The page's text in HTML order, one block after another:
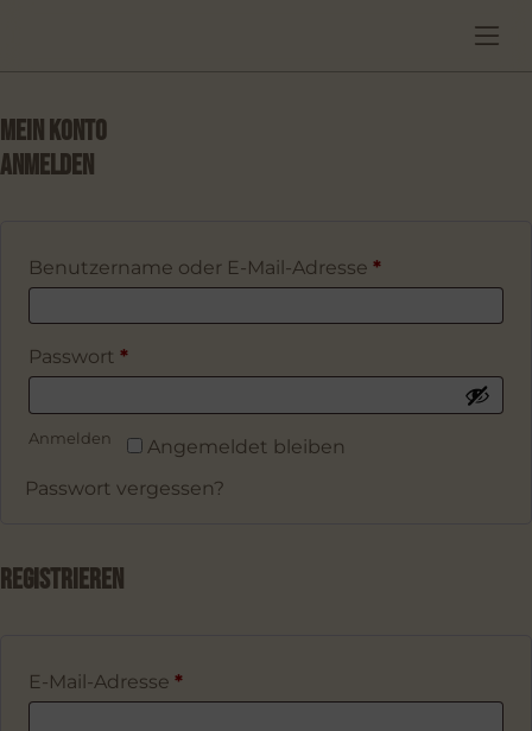
MEIN KONTO
ANMELDEN
Benutzername oder E-Mail-Adresse *Erforderlich
Passwort *Erforderlich
Angemeldet bleiben
Anmelden
Passwort vergessen?
REGISTRIEREN
E-Mail-Adresse *Erforderlich